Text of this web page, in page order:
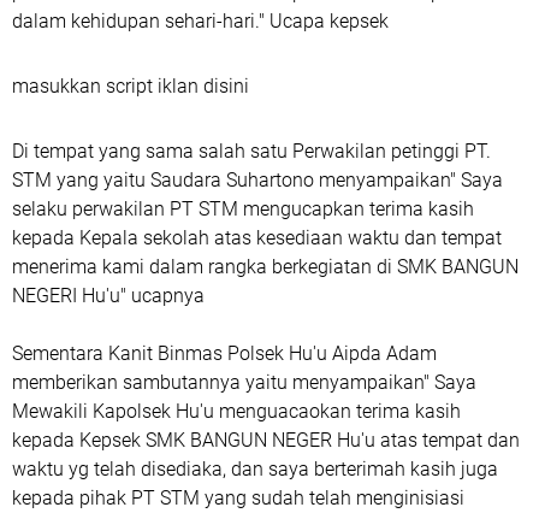
dalam kehidupan sehari-hari." Ucapa kepsek
masukkan script iklan disini
Di tempat yang sama salah satu Perwakilan petinggi PT.
STM yang yaitu Saudara Suhartono menyampaikan" Saya
selaku perwakilan PT STM mengucapkan terima kasih
kepada Kepala sekolah atas kesediaan waktu dan tempat
menerima kami dalam rangka berkegiatan di SMK BANGUN
NEGERI Hu'u" ucapnya
Sementara Kanit Binmas Polsek Hu'u Aipda Adam
memberikan sambutannya yaitu menyampaikan" Saya
Mewakili Kapolsek Hu'u menguacaokan terima kasih
kepada Kepsek SMK BANGUN NEGER Hu'u atas tempat dan
waktu yg telah disediaka, dan saya berterimah kasih juga
kepada pihak PT STM yang sudah telah menginisiasi